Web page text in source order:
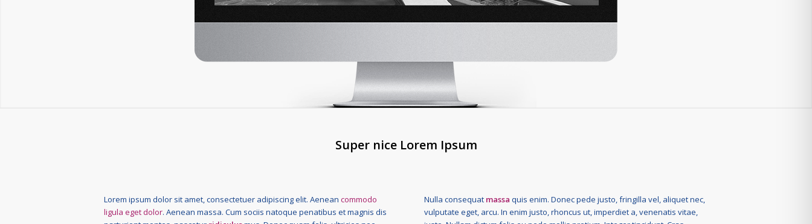
Super nice Lorem Ipsum
Lorem ipsum dolor sit amet, consectetuer adipiscing elit. Aenean commodo
ligula eget dolor. Aenean massa. Cum sociis natoque penatibus et magnis dis
Nulla consequat massa quis enim. Donec pede justo, fringilla vel, aliquet nec,
vulputate eget, arcu. In enim justo, rhoncus ut, imperdiet a, venenatis vitae,